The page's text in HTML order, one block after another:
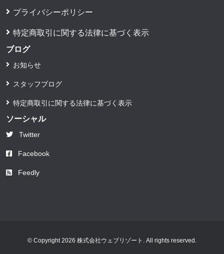
プライバシーポリシー
特定商取引に関する法律に基づく表示
ブログ
お知らせ
スタッフブログ
特定商取引に関する法律に基づく表示
ソーシャル
Twitter
Facebook
Feedly
© Copyright 2026 株式会社ウェブリゾート. All rights reserved.